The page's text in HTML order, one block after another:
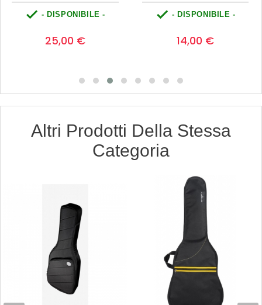
 - DISPONIBILE -
25,00 €
 - DISPONIBILE -
14,00 €
Altri Prodotti Della Stessa
Categoria